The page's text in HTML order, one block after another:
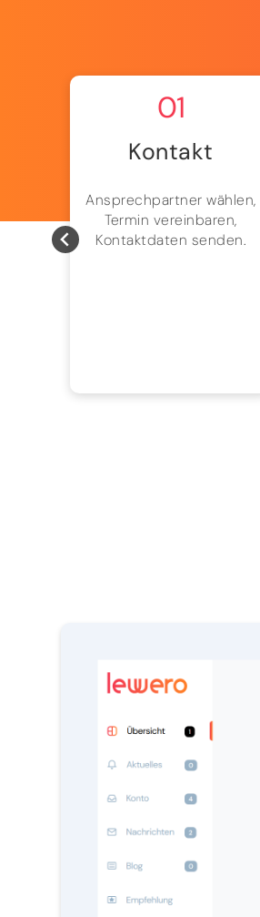
uns
01
Kontakt
Ansprechpartner wählen,
Termin vereinbaren,
Kontaktdaten senden.